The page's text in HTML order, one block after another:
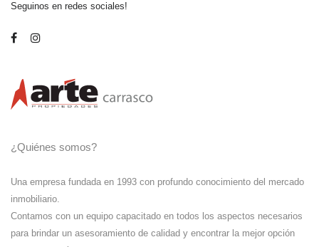
Seguinos en redes sociales!
¿Quiénes somos?
Una empresa fundada en 1993 con profundo conocimiento del mercado
inmobiliario.
Contamos con un equipo capacitado en todos los aspectos necesarios
para brindar un asesoramiento de calidad y encontrar la mejor opción